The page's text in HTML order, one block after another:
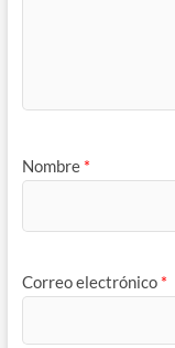
Nombre *
Correo electrónico *